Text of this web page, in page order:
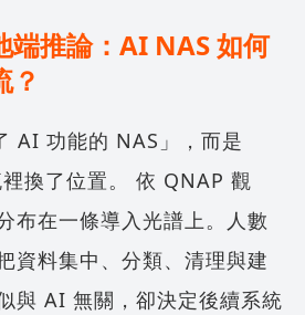
端推論：AI NAS 如何
？
AI 功能的 NAS」，而是
換了位置。 依 QNAP 觀
布在一條導入光譜上。人數
資料集中、分類、清理與建
與 AI 無關，卻決定後續系統